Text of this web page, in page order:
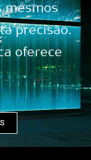
mesmos
precisão.
oferece